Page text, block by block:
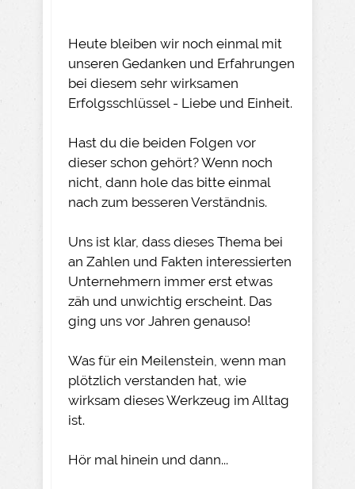
Heute bleiben wir noch einmal mit
unseren Gedanken und Erfahrungen
bei diesem sehr wirksamen
Erfolgsschlüssel - Liebe und Einheit.
Hast du die beiden Folgen vor
dieser schon gehört? Wenn noch
nicht, dann hole das bitte einmal
nach zum besseren Verständnis.
Uns ist klar, dass dieses Thema bei
an Zahlen und Fakten interessierten
Unternehmern immer erst etwas
zäh und unwichtig erscheint. Das
ging uns vor Jahren genauso!
Was für ein Meilenstein, wenn man
plötzlich verstanden hat, wie
wirksam dieses Werkzeug im Alltag
ist.
Hör mal hinein und dann...